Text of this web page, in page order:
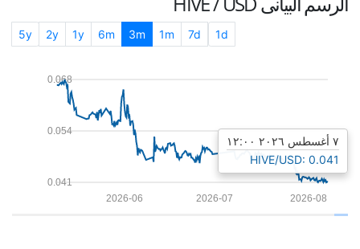
1d
7d
1m
3m
6m
1y
2y
5y
0.041
0.054
0.068
2026-08
2026-07
2026-06
٧ أغسطس ٢٠٢٦ ١٢:٠٠
HIVE/USD: 0.041